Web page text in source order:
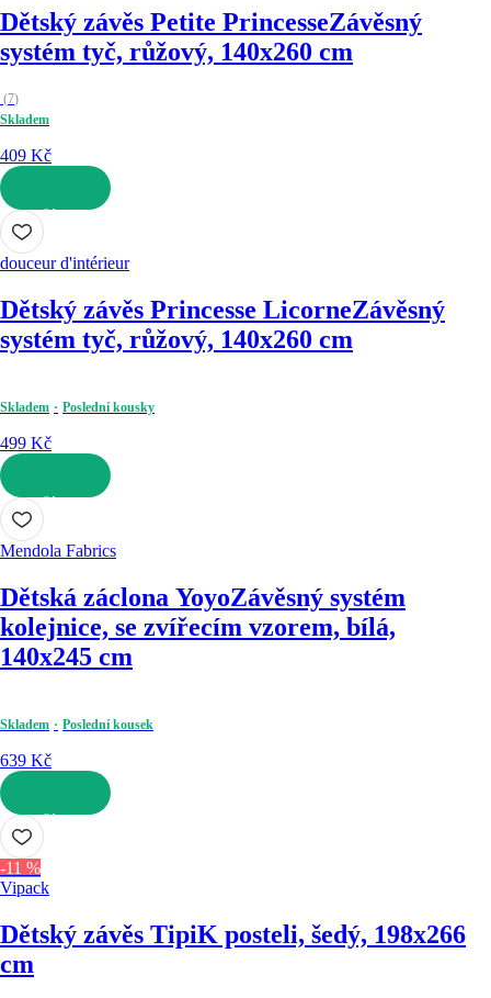
Dětský závěs Petite PrincesseZávěsný
systém tyč, růžový, 140x260 cm
(7)
Skladem
409 Kč
DO KOŠÍKU
douceur d'intérieur
Dětský závěs Princesse LicorneZávěsný
systém tyč, růžový, 140x260 cm
Skladem Poslední kousky
499 Kč
DO KOŠÍKU
Mendola Fabrics
Dětská záclona YoyoZávěsný systém
kolejnice, se zvířecím vzorem, bílá,
140x245 cm
Skladem Poslední kousek
639 Kč
DO KOŠÍKU
-11 %
Vipack
Dětský závěs TipiK posteli, šedý, 198x266
cm